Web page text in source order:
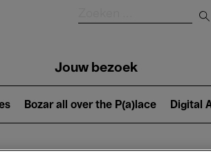
Jouw bezoek
Bozar all over the P(a)lace Digital